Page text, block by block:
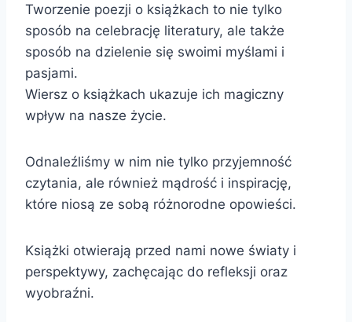
Tworzenie poezji o książkach to nie tylko
sposób na celebrację literatury, ale także
sposób na dzielenie się swoimi myślami i
pasjami.
Wiersz o książkach ukazuje ich magiczny
wpływ na nasze życie.
Odnaleźliśmy w nim nie tylko przyjemność
czytania, ale również mądrość i inspirację,
które niosą ze sobą różnorodne opowieści.
Książki otwierają przed nami nowe światy i
perspektywy, zachęcając do refleksji oraz
wyobraźni.